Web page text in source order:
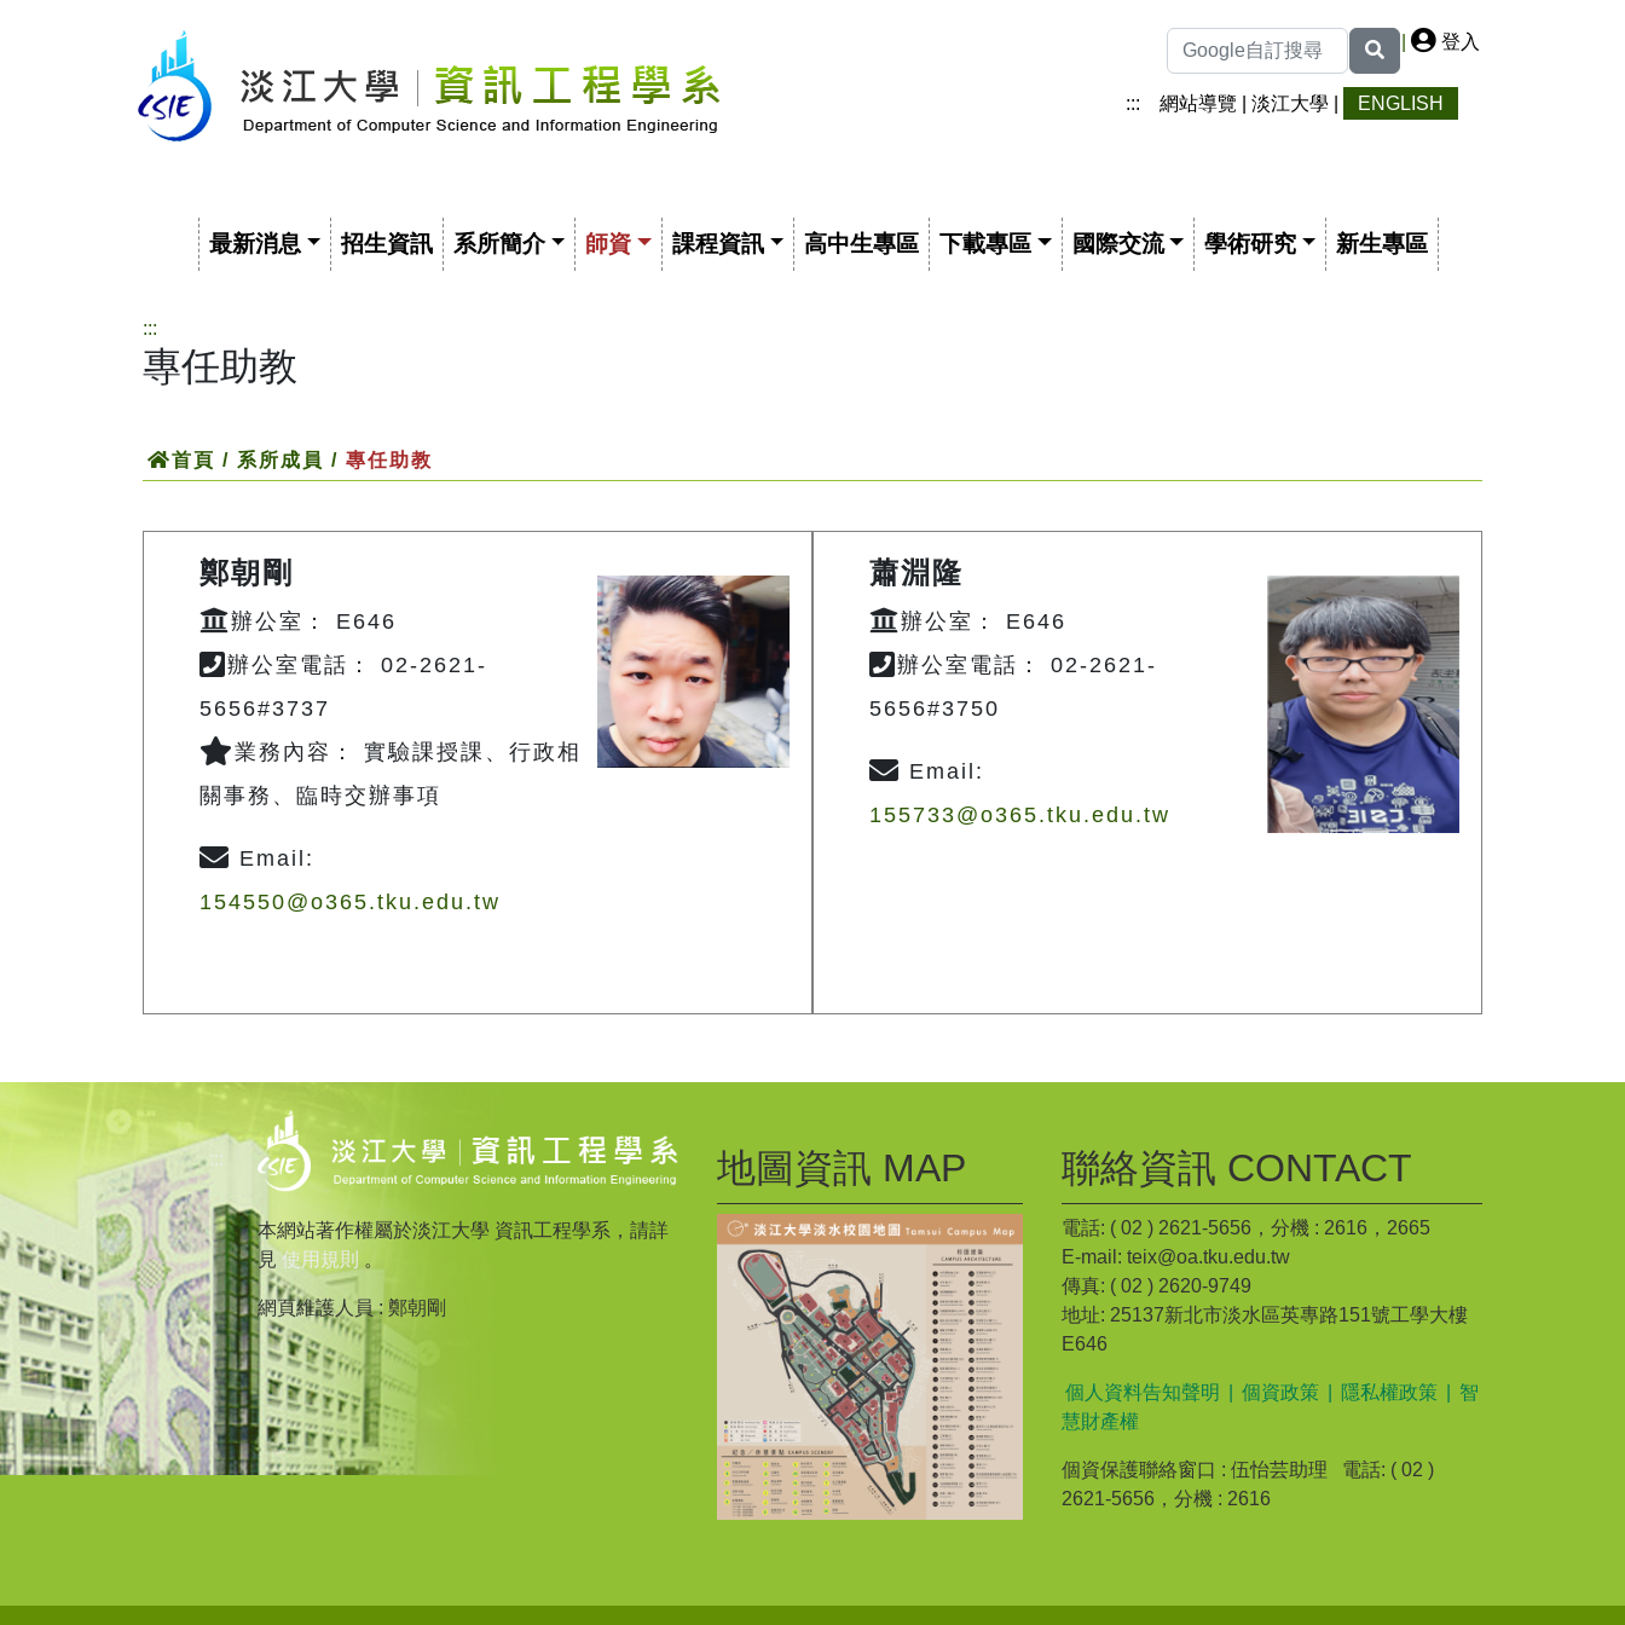
| 登入
::: 網站導覽 淡江大學 ENGLISH
最新消息 招生資訊 系所簡介 師資 課程資訊 高中生專區 下載專區 國際交流 學術研究 新生專區
:::
專任助教
首頁 / 系所成員 / 專任助教
鄭朝剛
辦公室： E646
辦公室電話： 02-2621-
5656#3737
業務內容： 實驗課授課、行政相
關事務、臨時交辦事項
Email:
154550@o365.tku.edu.tw
蕭淵隆
辦公室： E646
辦公室電話： 02-2621-
5656#3750
Email:
155733@o365.tku.edu.tw
:::
本網站著作權屬於淡江大學 資訊工程學系，請詳
見 使用規則 。
網頁維護人員 : 鄭朝剛
地圖資訊 MAP 聯絡資訊 CONTACT
電話: ( 02 ) 2621-5656，分機 : 2616，2665
E-mail: teix@oa.tku.edu.tw
傳真: ( 02 ) 2620-9749
地址: 25137新北市淡水區英專路151號工學大樓
E646
個人資料告知聲明 個資政策 隱私權政策
智
慧財產權
個資保護聯絡窗口 : 伍怡芸助理 電話: ( 02 )
2621-5656，分機 : 2616